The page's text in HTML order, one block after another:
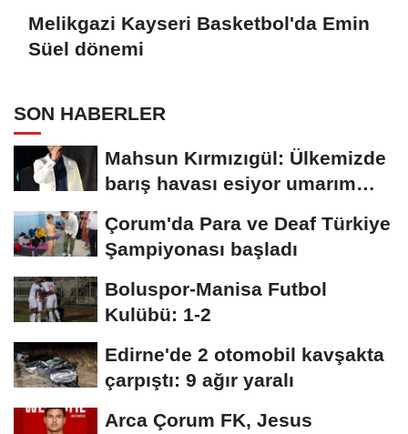
Melikgazi Kayseri Basketbol'da Emin
Süel dönemi
SON HABERLER
Mahsun Kırmızıgül: Ülkemizde
barış havası esiyor umarım
Çorum'da Para ve Deaf Türkiye
Şampiyonası başladı
Boluspor-Manisa Futbol
Kulübü: 1-2
Edirne'de 2 otomobil kavşakta
çarpıştı: 9 ağır yaralı
Arca Çorum FK, Jesus